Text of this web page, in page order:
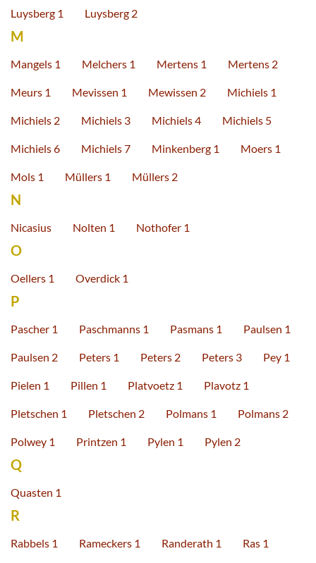
Luysberg 1 Luysberg 2
M
Mangels 1 Melchers 1 Mertens 1 Mertens 2
Meurs 1 Mevissen 1 Mewissen 2 Michiels 1
Michiels 2 Michiels 3 Michiels 4 Michiels 5
Michiels 6 Michiels 7 Minkenberg 1 Moers 1
Mols 1 Müllers 1 Müllers 2
N
Nicasius Nolten 1 Nothofer 1
O
Oellers 1 Overdick 1
P
Pascher 1 Paschmanns 1 Pasmans 1 Paulsen 1
Paulsen 2 Peters 1 Peters 2 Peters 3 Pey 1
Pielen 1 Pillen 1 Platvoetz 1 Plavotz 1
Pletschen 1 Pletschen 2 Polmans 1 Polmans 2
Polwey 1 Printzen 1 Pylen 1 Pylen 2
Q
Quasten 1
R
Rabbels 1 Rameckers 1 Randerath 1 Ras 1